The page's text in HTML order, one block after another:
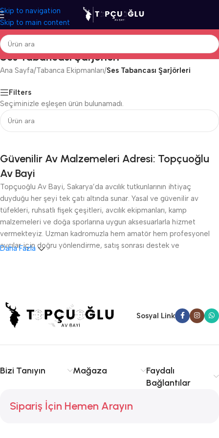
Skip to navigation
Skip to main content
Ses Tabancası Şarjörleri
Ana Sayfa/Tabanca Ekipmanları/Ses Tabancası Şarjörleri
Filters
Seçiminizle eşleşen ürün bulunamadı.
Güvenilir Av Malzemeleri Adresi: Topçuoğlu
Av Bayi
Topçuoğlu Av Bayi, Sakarya’da avcılık tutkunlarının ihtiyaç
duyduğu her şeyi tek çatı altında sunar. Yasal ve güvenilir av
tüfekleri, ruhsatlı fişek çeşitleri, avcılık ekipmanları, kamp
malzemeleri ve doğa sporlarına uygun aksesuarlarla hizmet
vermekteyiz. Uzman kadromuzla hem amatör hem profesyonel
avcılar için doğru yönlendirme, satış sonrası destek ve
sunuyoruz. Avcılıkta kalite, güvenlik ve deneyim için Topçuoğlu
Av sizinle!
Daha Fazla
Sosyal Link
Bizi Tanıyın Mağaza
Faydalı
Bağlantılar
Sipariş İçin Hemen Arayın